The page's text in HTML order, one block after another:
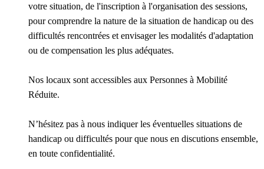
votre situation, de l'inscription à l'organisation des sessions,
pour comprendre la nature de la situation de handicap ou des
difficultés rencontrées et envisager les modalités d'adaptation
ou de compensation les plus adéquates.
Nos locaux sont accessibles aux Personnes à Mobilité
Réduite.
N’hésitez pas à nous indiquer les éventuelles situations de
handicap ou difficultés pour que nous en discutions ensemble,
en toute confidentialité.